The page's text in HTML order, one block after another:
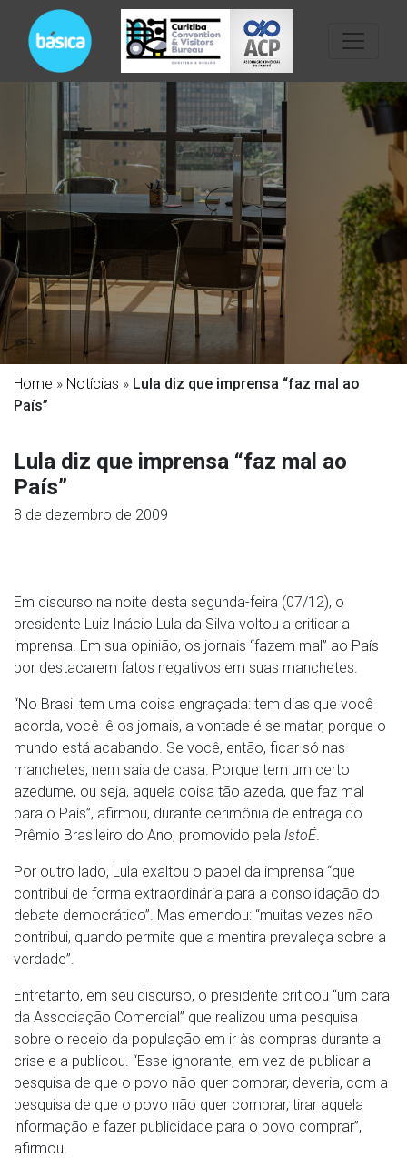
Home » Notícias » Lula diz que imprensa “faz mal ao
País”
Lula diz que imprensa “faz mal ao
País”
8 de dezembro de 2009
Em discurso na noite desta segunda-feira (07/12), o
presidente Luiz Inácio Lula da Silva voltou a criticar a
imprensa. Em sua opinião, os jornais “fazem mal” ao País
por destacarem fatos negativos em suas manchetes.
“No Brasil tem uma coisa engraçada: tem dias que você
acorda, você lê os jornais, a vontade é se matar, porque o
mundo está acabando. Se você, então, ficar só nas
manchetes, nem saia de casa. Porque tem um certo
azedume, ou seja, aquela coisa tão azeda, que faz mal
para o País”, afirmou, durante cerimônia de entrega do
Prêmio Brasileiro do Ano, promovido pela IstoÉ.
Por outro lado, Lula exaltou o papel da imprensa “que
contribui de forma extraordinária para a consolidação do
debate democrático”. Mas emendou: “muitas vezes não
contribui, quando permite que a mentira prevaleça sobre a
verdade”.
Entretanto, em seu discurso, o presidente criticou “um cara
da Associação Comercial” que realizou uma pesquisa
sobre o receio da população em ir às compras durante a
crise e a publicou. “Esse ignorante, em vez de publicar a
pesquisa de que o povo não quer comprar, deveria, com a
pesquisa de que o povo não quer comprar, tirar aquela
informação e fazer publicidade para o povo comprar”,
afirmou.